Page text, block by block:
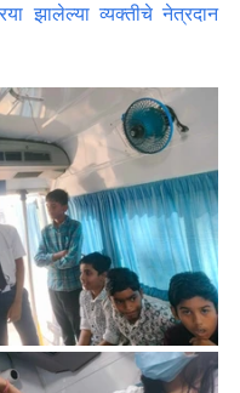
झालेल्या व्यक्तीचे नेत्रदान